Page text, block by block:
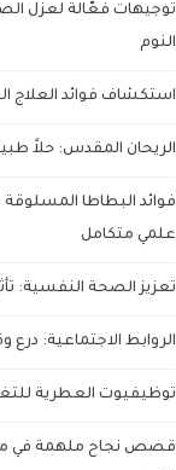
توجيهات فعّالة لعزل
النوم
استكشاف فوائد العلاج
الريحان المقدس: حلاً
فوائد البطاطا
علمي متكامل
تعزيز الصحة النفسية:
الروابط الاجتماعية: درع
توظيفيوت العطرية
قصص نجاح ملهمة في